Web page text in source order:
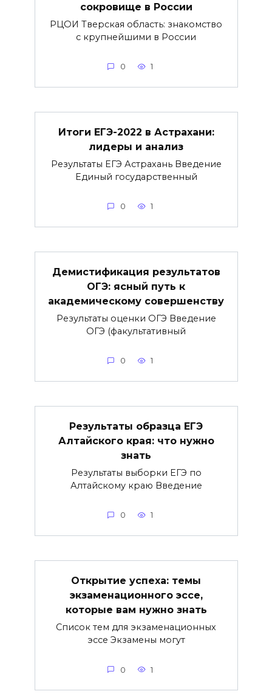
сокровище в России
РЦОИ Тверская область: знакомство
с крупнейшими в России
0 1
Итоги ЕГЭ-2022 в Астрахани:
лидеры и анализ
Результаты ЕГЭ Астрахань Введение
Единый государственный
0 1
Демистификация результатов
ОГЭ: ясный путь к
академическому совершенству
Результаты оценки ОГЭ Введение
ОГЭ (факультативный
0 1
Результаты образца ЕГЭ
Алтайского края: что нужно
знать
Результаты выборки ЕГЭ по
Алтайскому краю Введение
0 1
Открытие успеха: темы
экзаменационного эссе,
которые вам нужно знать
Список тем для экзаменационных
эссе Экзамены могут
0 1